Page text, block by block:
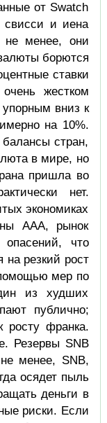
от Swatch
свисси и иена
не менее, они
борются
ставки
жестком
вниз к
на 10%.
стран,
в мире, но
пришла во
нет.
экономиках
ААА, рынок
что
на резкий рост
мер по
из худших
публично;
росту франка.
Резервы SNB
менее, SNB,
осядет пыль
деньги в
риски. Если